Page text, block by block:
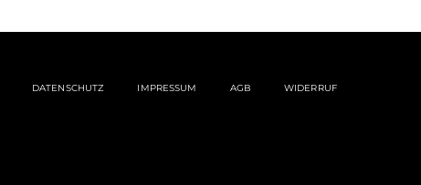
DATENSCHUTZ IMPRESSUM AGB WIDERRUF